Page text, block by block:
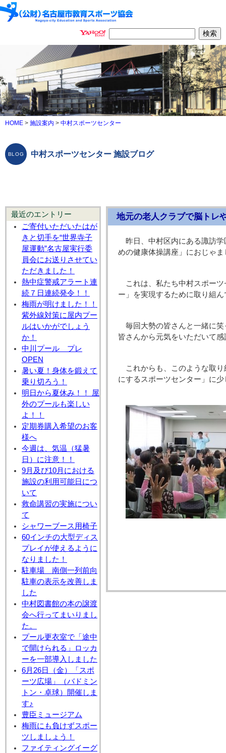
HOME > 施設案内 > 中村スポーツセンター
中村スポーツセンター 施設ブログ
最近のエントリー
ご寄付いただいたはが
きと切手を“世界寺子
屋運動”名古屋実行委
員会にお送りさせてい
ただきました！
熱中症警戒アラート連
続７日連続発令！！
梅雨が明けました！！
紫外線対策に屋内プー
ルはいかがでしょう
か！
中川プール プレ
OPEN
暑い夏！身体を鍛えて
乗り切ろう！
明日から夏休み！！ 屋
外のプールも楽しい
よ！！
定期券購入希望のお客
様へ
今週は、気温（猛暑
日）に注意！！
9月及び10月における
施設の利用可能日につ
いて
救命講習の実施につい
て
シャワーブース用椅子
60インチの大型ディス
プレイが使えるように
なりました！
駐車場 南側一列前向
駐車の表示を改善しま
した
中村図書館の本の譲渡
会へ行ってまいりまし
た。
プール更衣室で「途中
で開けられる」ロッカ
ーを一部導入しました
6月26日（金）「スポ
ーツ広場」（バドミン
トン・卓球）開催しま
す♪
豊臣ミュージアム
梅雨にも負けずスポー
ツしましょう！
ファイティングイーグ
地元の老人クラブで脳トレ
昨日、中村区内にある諏訪
めの健康体操講座」におじゃ
これは、私たち中村スポー
ー」を実現するために取り組
毎回大勢の皆さんと一緒に
皆さんから元気をいただいて
これからも、このような取
にするスポーツセンター」に